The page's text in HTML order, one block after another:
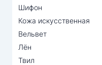
Шифон
Кожа искусственная
Вельвет
Лён
Твил